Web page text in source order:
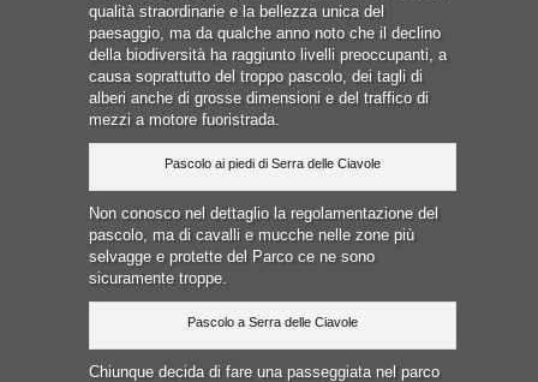
qualità straordinarie e la bellezza unica del
paesaggio, ma da qualche anno noto che il declino
della biodiversità ha raggiunto livelli preoccupanti, a
causa soprattutto del troppo pascolo, dei tagli di
alberi anche di grosse dimensioni e del traffico di
mezzi a motore fuoristrada.
Pascolo ai piedi di Serra delle Ciavole
Non conosco nel dettaglio la regolamentazione del
pascolo, ma di cavalli e mucche nelle zone più
selvagge e protette del Parco ce ne sono
sicuramente troppe.
Pascolo a Serra delle Ciavole
Chiunque decida di fare una passeggiata nel parco